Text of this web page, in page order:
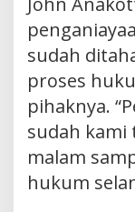
sudah
proses
pihaknya.
sudah kami
malam
hukum